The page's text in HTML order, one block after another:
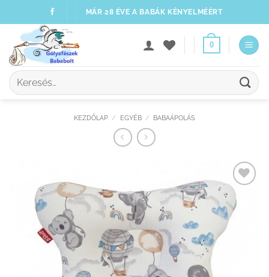
to
content
MÁR 28 ÉVE A BABÁK KÉNYELMÉÉRT
0
Keresés
a
KEZDŐLAP / EGYÉB / BABAÁPOLÁS
Kedvenceimhez
adom